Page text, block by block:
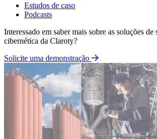
Estudos de caso
Podcasts
Interessado em saber mais sobre as soluções de
cibernética da Claroty?
Solicite uma demonstração